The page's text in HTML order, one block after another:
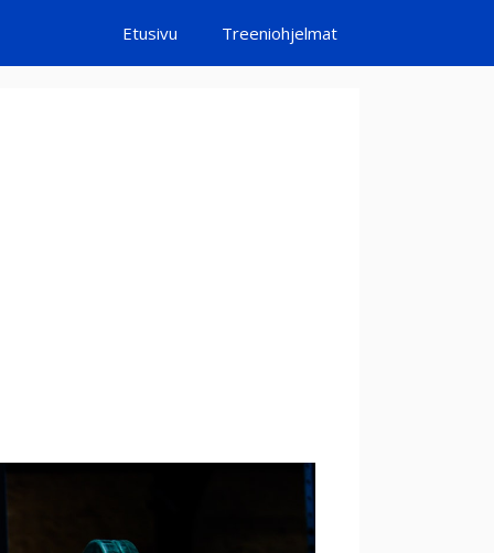
Etusivu Treeniohjelmat